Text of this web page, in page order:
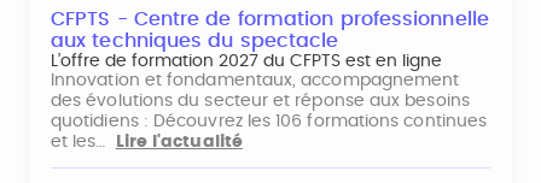
CFPTS - Centre de formation professionnelle
aux techniques du spectacle
L’offre de formation 2027 du CFPTS est en ligne
Innovation et fondamentaux, accompagnement
des évolutions du secteur et réponse aux besoins
quotidiens : Découvrez les 106 formations continues
et les…
Lire l'actualité